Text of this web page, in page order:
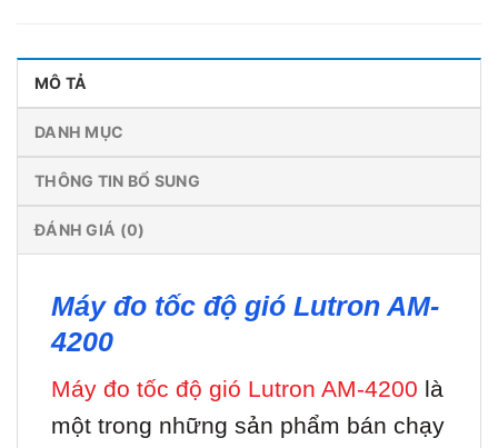
MÔ TẢ
DANH MỤC
THÔNG TIN BỔ SUNG
ĐÁNH GIÁ (0)
Máy đo tốc độ gió Lutron AM-
4200
Máy đo tốc độ gió Lutron AM-4200 là
một trong những sản phẩm bán chạy